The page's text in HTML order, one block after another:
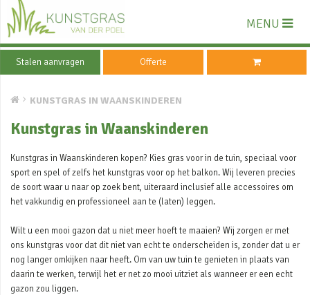
MENU
Stalen aanvragen Offerte
KUNSTGRAS IN WAANSKINDEREN
Kunstgras in Waanskinderen
Kunstgras in Waanskinderen kopen? Kies gras voor in de tuin, speciaal voor
sport en spel of zelfs het kunstgras voor op het balkon. Wij leveren precies
de soort waar u naar op zoek bent, uiteraard inclusief alle accessoires om
het vakkundig en professioneel aan te (laten) leggen.
Wilt u een mooi gazon dat u niet meer hoeft te maaien? Wij zorgen er met
ons kunstgras voor dat dit niet van echt te onderscheiden is, zonder dat u er
nog langer omkijken naar heeft. Om van uw tuin te genieten in plaats van
daarin te werken, terwijl het er net zo mooi uitziet als wanneer er een echt
gazon zou liggen.